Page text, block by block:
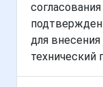
для
технический